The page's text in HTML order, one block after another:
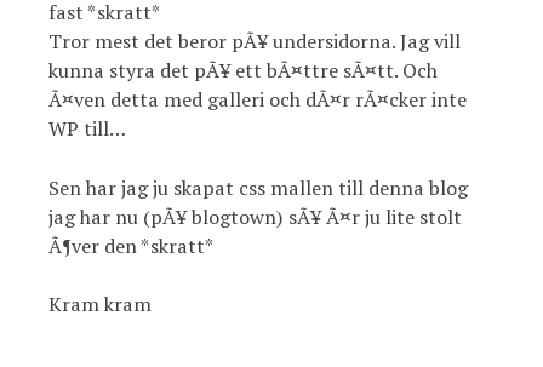
fast *skratt*
Tror mest det beror pÃ¥ undersidorna. Jag vill
kunna styra det pÃ¥ ett bÃ¤ttre sÃ¤tt. Och
Ã¤ven detta med galleri och dÃ¤r rÃ¤cker inte
WP till…
Sen har jag ju skapat css mallen till denna blog
jag har nu (pÃ¥ blogtown) sÃ¥ Ã¤r ju lite stolt
Ã¶ver den *skratt*
Kram kram